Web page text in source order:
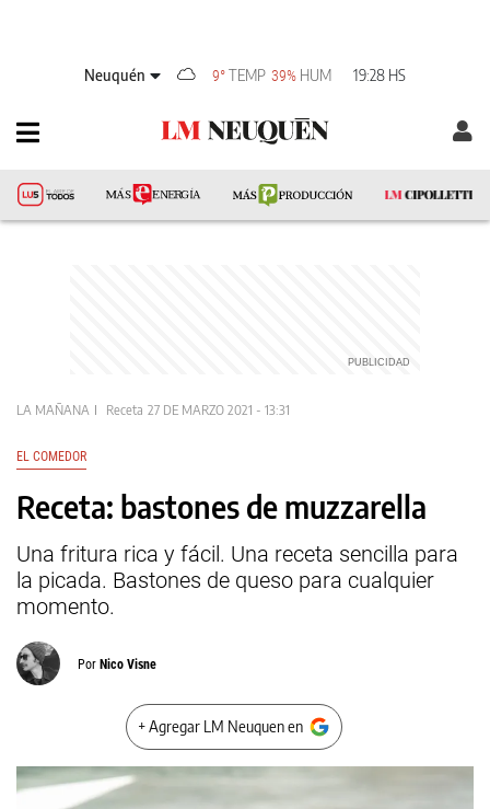
Neuquén 9° TEMP 39% HUM 19:28 HS
LA MAÑANA Receta 27 DE MARZO 2021 - 13:31
EL COMEDOR
Receta: bastones de muzzarella
Una fritura rica y fácil. Una receta sencilla para
la picada. Bastones de queso para cualquier
momento.
Por Nico Visne
+ Agregar LM Neuquen en